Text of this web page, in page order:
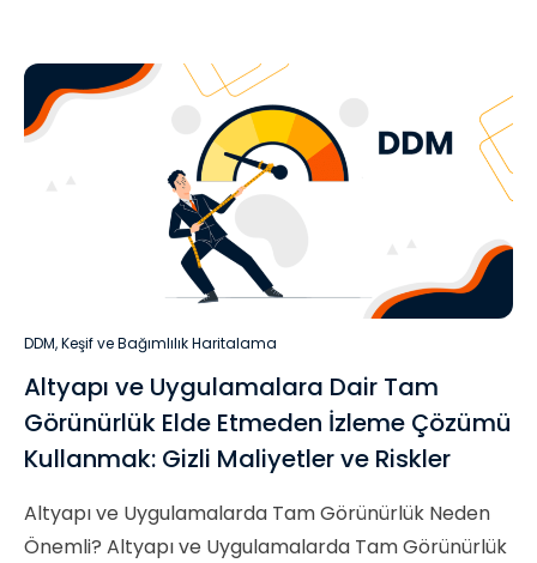
DDM,Keşif ve Bağımlılık Haritalama
Altyapı ve Uygulamalara Dair Tam
Görünürlük Elde Etmeden İzleme Çözümü
Kullanmak: Gizli Maliyetler ve Riskler
Altyapı ve Uygulamalarda Tam Görünürlük Neden
Önemli? Altyapı ve Uygulamalarda Tam Görünürlük